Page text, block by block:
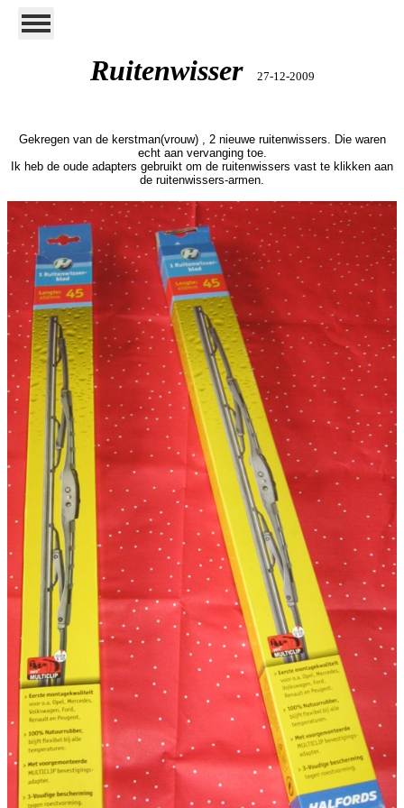
Ruitenwisser 27-12-2009
Gekregen van de kerstman(vrouw) , 2 nieuwe ruitenwissers. Die waren
echt aan vervanging toe.
Ik heb de oude adapters gebruikt om de ruitenwissers vast te klikken aan
de ruitenwissers-armen.